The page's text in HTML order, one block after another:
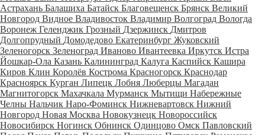
Астрахань Балашиха Батайск Благовещенск Брянск Великий
Новгород Видное Владивосток Владимир Волгоград Вологда
Воронеж Геленджик Грозный Дзержинск Дмитров
Долгопрудный Домодедово Екатеринбург Жуковский
Зеленогорск Зеленоград Иваново Ивантеевка Иркутск Истра
Йошкар-Ола Казань Калининград Калуга Каспийск Кашира
Киров Клин Королёв Кострома Красногорск Краснодар
Красноярск Курган Липецк Лобня Люберцы Магадан
Магнитогорск Махачкала Мурманск Мытищи Набережные
Челны Нальчик Наро-Фоминск Нижневартовск Нижний
Новгород Новая Москва Новокузнецк Новороссийск
Новосибирск Ногинск Обнинск Одинцово Омск Павловский